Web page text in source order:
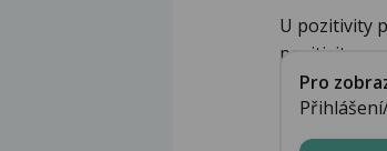
U pozitivity
pozitivitu
Pro